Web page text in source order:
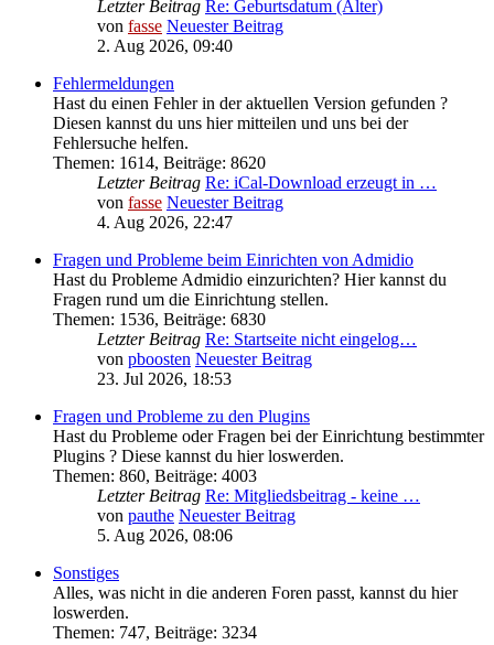
Letzter Beitrag Re: Geburtsdatum (Alter)
von fasse Neuester Beitrag
2. Aug 2026, 09:40
Fehlermeldungen
Hast du einen Fehler in der aktuellen Version gefunden ?
Diesen kannst du uns hier mitteilen und uns bei der
Fehlersuche helfen.
Themen: 1614, Beiträge: 8620
Letzter Beitrag Re: iCal-Download erzeugt in …
von fasse Neuester Beitrag
4. Aug 2026, 22:47
Fragen und Probleme beim Einrichten von Admidio
Hast du Probleme Admidio einzurichten? Hier kannst du
Fragen rund um die Einrichtung stellen.
Themen: 1536, Beiträge: 6830
Letzter Beitrag Re: Startseite nicht eingelog…
von pboosten Neuester Beitrag
23. Jul 2026, 18:53
Fragen und Probleme zu den Plugins
Hast du Probleme oder Fragen bei der Einrichtung bestimmter
Plugins ? Diese kannst du hier loswerden.
Themen: 860, Beiträge: 4003
Letzter Beitrag Re: Mitgliedsbeitrag - keine …
von pauthe Neuester Beitrag
5. Aug 2026, 08:06
Sonstiges
Alles, was nicht in die anderen Foren passt, kannst du hier
loswerden.
Themen: 747, Beiträge: 3234